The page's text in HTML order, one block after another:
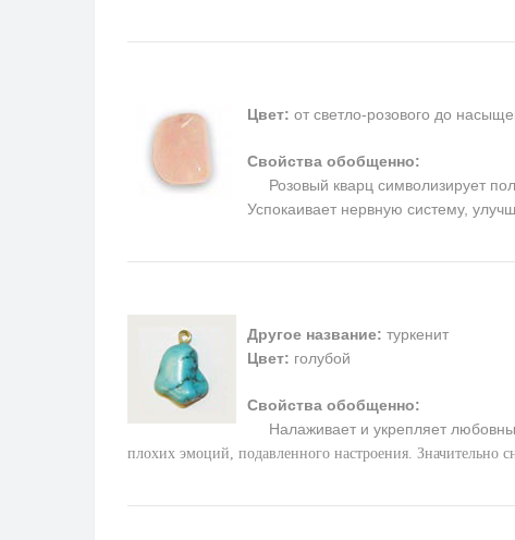
Цвет: от светло-розового до
Свойства обобщенно:
Розовый кварц символизирует
Успокаивает нервную систему,
Другое название: туркенит
Цвет: голубой
Свойства обобщенно:
Налаживает и укрепляет
плохих эмоций, подавленного настроения. Значительно